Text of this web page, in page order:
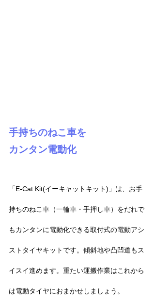
手持ちのねこ車を
カンタン電動化
「E-Cat Kit(イーキャットキット)」は、お手
持ちのねこ車（一輪車・手押し車）をだれで
もカンタンに電動化できる取付式の電動アシ
ストタイヤキットです。傾斜地や凸凹道もス
イスイ進めます。重たい運搬作業はこれから
は電動タイヤにおまかせしましょう。